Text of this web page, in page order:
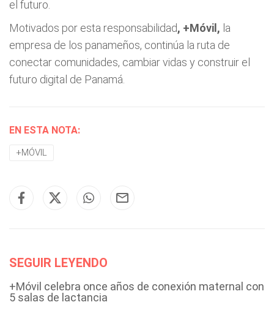
el futuro.
Motivados por esta responsabilidad, +Móvil, la
empresa de los panameños, continúa la ruta de
conectar comunidades, cambiar vidas y construir el
futuro digital de Panamá.
EN ESTA NOTA:
+MÓVIL
SEGUIR LEYENDO
+Móvil celebra once años de conexión maternal con
5 salas de lactancia